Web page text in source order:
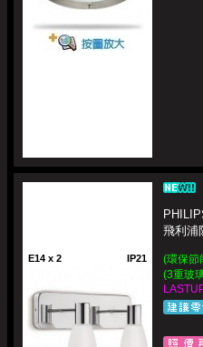
E14 x 2 IP21
飛利浦
(環保節
(3重玻